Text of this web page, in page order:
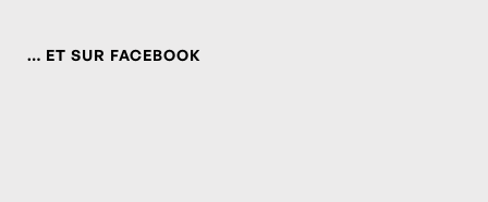
… ET SUR FACEBOOK